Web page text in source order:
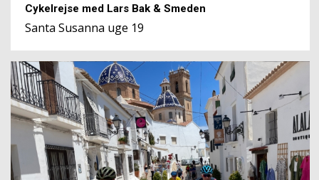
Cykelrejse med Lars Bak & Smeden
Santa Susanna uge 19